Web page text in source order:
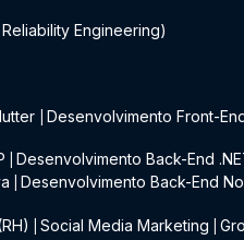
Reliability Engineering)
Desenvolvimento Front-
Desenvolvimento Back-End
Desenvolvimento Back-End
Social Media Marketing